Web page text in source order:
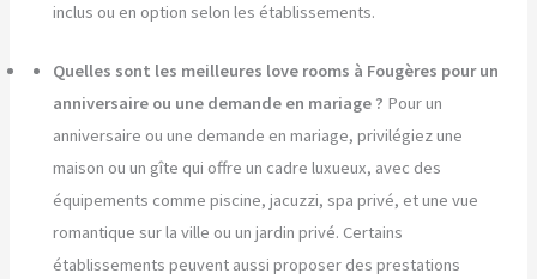
inclus ou en option selon les établissements.
Quelles sont les meilleures love rooms à Fougères pour un
anniversaire ou une demande en mariage ? Pour un
anniversaire ou une demande en mariage, privilégiez une
maison ou un gîte qui offre un cadre luxueux, avec des
équipements comme piscine, jacuzzi, spa privé, et une vue
romantique sur la ville ou un jardin privé. Certains
établissements peuvent aussi proposer des prestations